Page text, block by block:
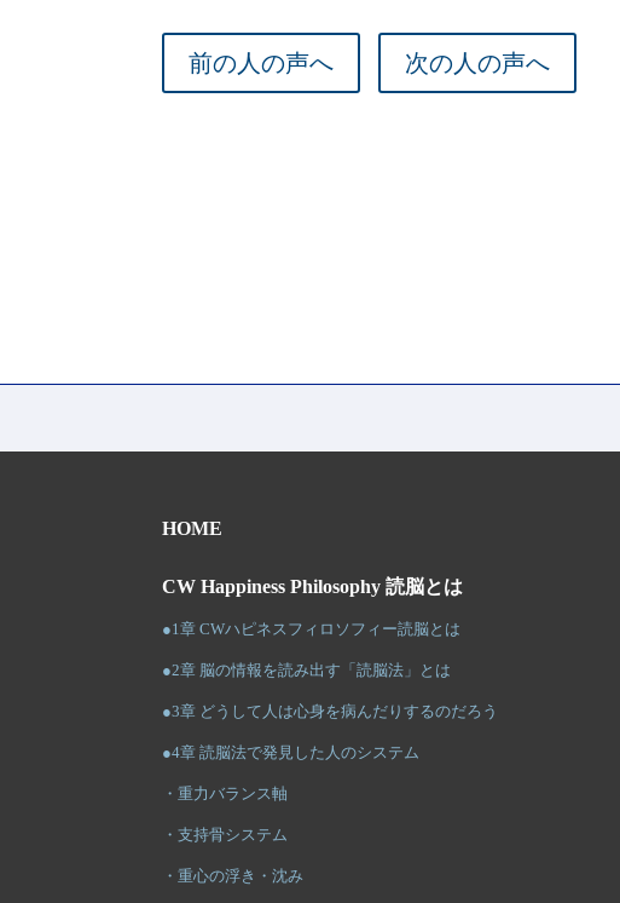
前の人の声へ 次の人の声へ
HOME
CW Happiness Philosophy 読脳とは
●1章 CWハピネスフィロソフィー読脳とは
●2章 脳の情報を読み出す「読脳法」とは
●3章 どうして人は心身を病んだりするのだろう
●4章 読脳法で発見した人のシステム
・重力バランス軸
・支持骨システム
・重心の浮き・沈み